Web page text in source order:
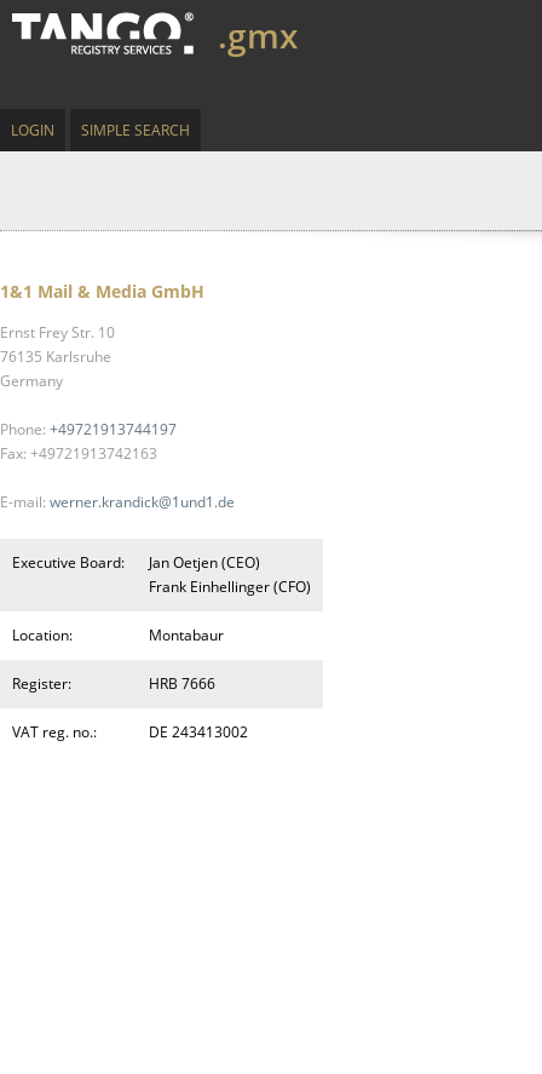
.gmx
LOGIN SIMPLE SEARCH
1&1 Mail & Media GmbH
Ernst Frey Str. 10
76135 Karlsruhe
Germany
Phone: +49721913744197
Fax: +49721913742163
E-mail: werner.krandick@1und1.de
Executive Board:
Jan Oetjen (CEO)
Frank Einhellinger (CFO)
Location: Montabaur
Register: HRB 7666
VAT reg. no.: DE 243413002